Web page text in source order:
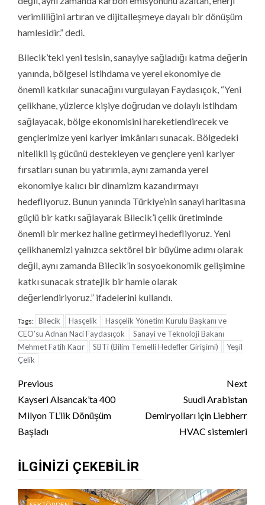
verimliliğini artıran ve dijitalleşmeye dayalı bir dönüşüm
hamlesidir.” dedi.
Bilecik’teki yeni tesisin, sanayiye sağladığı katma değerin
yanında, bölgesel istihdama ve yerel ekonomiye de
önemli katkılar sunacağını vurgulayan Faydasıçok, “Yeni
çelikhane, yüzlerce kişiye doğrudan ve dolaylı istihdam
sağlayacak, bölge ekonomisini hareketlendirecek ve
gençlerimize yeni kariyer imkânları sunacak. Bölgedeki
nitelikli iş gücünü destekleyen ve gençlere yeni kariyer
fırsatları sunan bu yatırımla, aynı zamanda yerel
ekonomiye kalıcı bir dinamizm kazandırmayı
hedefliyoruz. Bunun yanında Türkiye’nin sanayi haritasına
güçlü bir katkı sağlayarak Bilecik’i çelik üretiminde
önemli bir merkez haline getirmeyi hedefliyoruz. Yeni
çelikhanemizi yalnızca sektörel bir büyüme adımı olarak
değil, aynı zamanda Bilecik’in sosyoekonomik gelişimine
katkı sunacak stratejik bir hamle olarak
değerlendiriyoruz.” ifadelerini kullandı.
Tags: Bilecik Hasçelik
Hasçelik Yönetim Kurulu Başkanı ve
CEO’su Adnan Naci Faydasıçok
Sanayi ve Teknoloji Bakanı
Mehmet Fatih Kacır
SBTi (Bilim Temelli Hedefler Girişimi)
Yeşil
Çelik
Continue
Reading
Previous
Kayseri Alsancak’ta 400
Milyon TL’lik Dönüşüm
Başladı
Next
Suudi Arabistan
Demiryolları için Liebherr
HVAC sistemleri
İLGINIZI ÇEKEBILIR